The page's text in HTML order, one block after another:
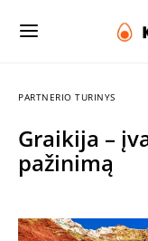
PARTNERIO TURINYS
Graikija –
pažinimą